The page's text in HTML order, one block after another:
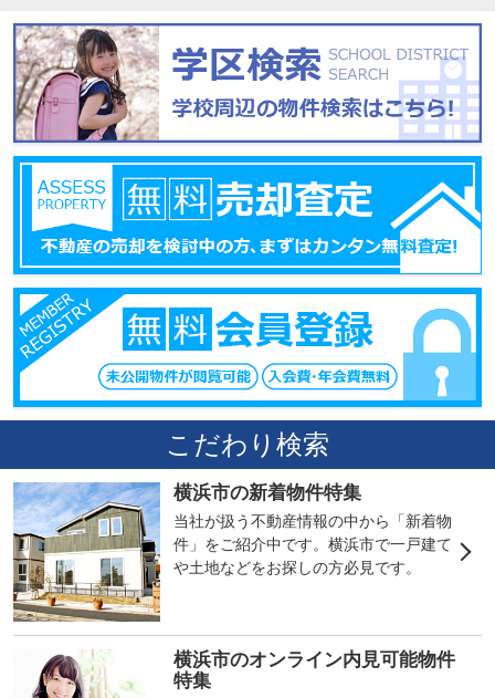
こだわり検索
横浜市の新着物件特集
当社が扱う不動産情報の中から「新着物
件」をご紹介中です。横浜市で一戸建て
や土地などをお探しの方必見です。
横浜市のオンライン内見可能物件
特集